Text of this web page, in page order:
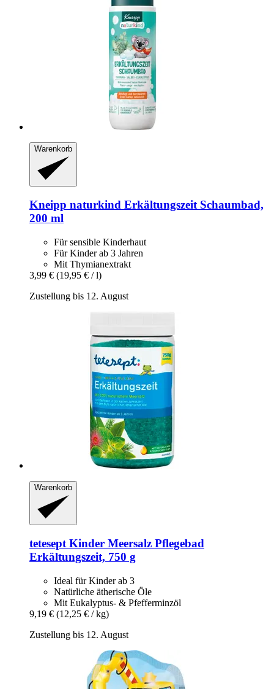
Warenkorb
Kneipp naturkind Erkältungszeit Schaumbad,
200 ml
Für sensible Kinderhaut
Für Kinder ab 3 Jahren
Mit Thymianextrakt
3,99 € (19,95 € / l)
Zustellung bis 12. August
Warenkorb
tetesept Kinder Meersalz Pflegebad
Erkältungszeit, 750 g
Ideal für Kinder ab 3
Natürliche ätherische Öle
Mit Eukalyptus- & Pfefferminzöl
9,19 € (12,25 € / kg)
Zustellung bis 12. August